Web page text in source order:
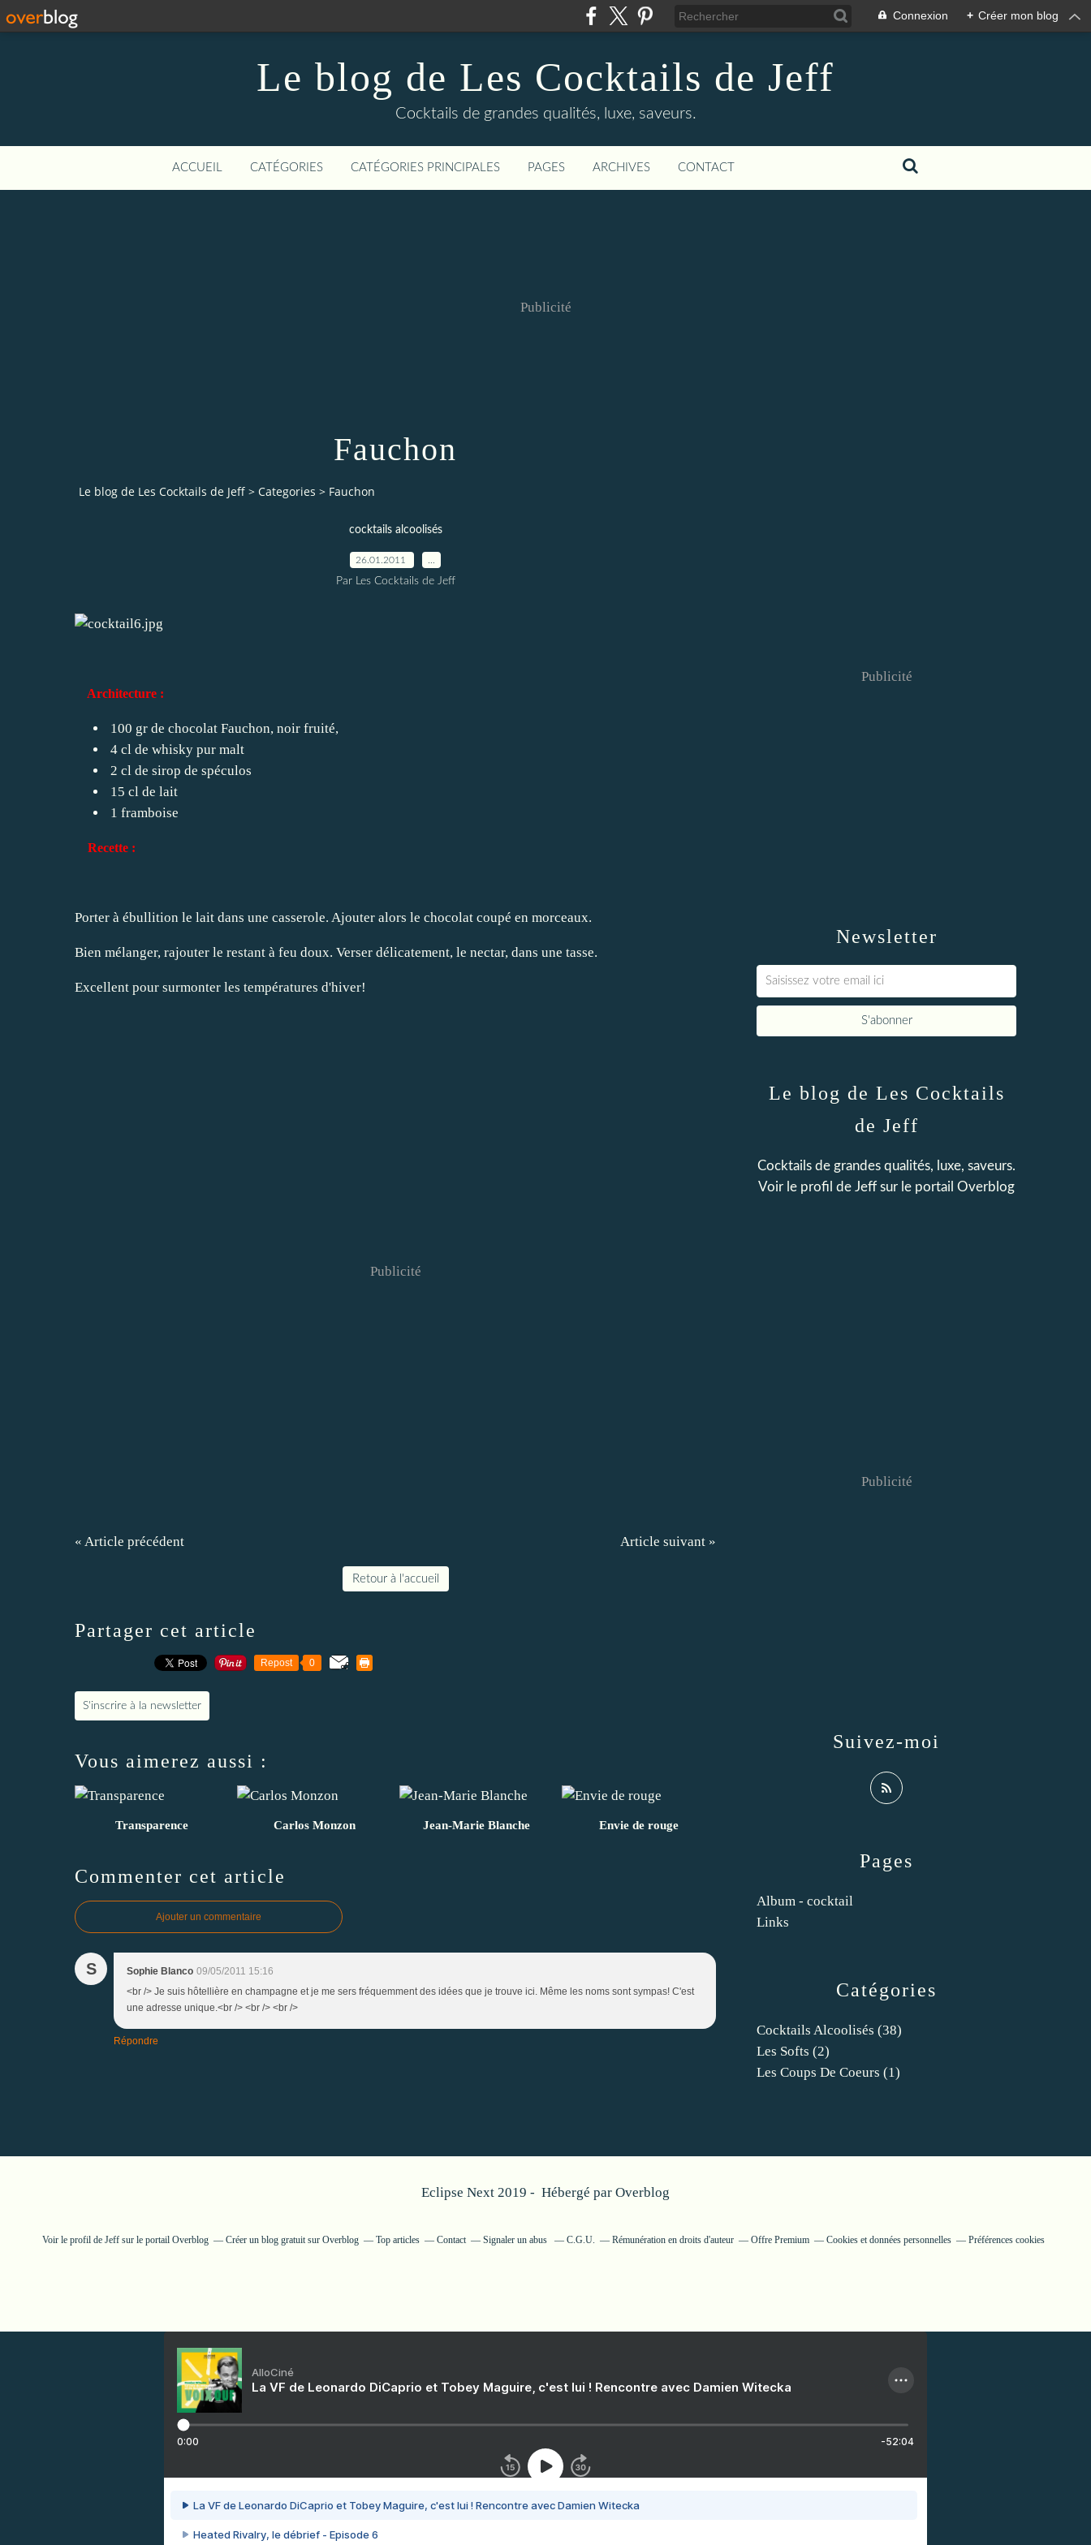
Connexion + Créer mon blog
Le blog de Les Cocktails de Jeff
Cocktails de grandes qualités, luxe, saveurs.
ACCUEIL CATÉGORIES CATÉGORIES PRINCIPALES PAGES ARCHIVES CONTACT
Publicité
Fauchon
Le blog de Les Cocktails de Jeff > Categories > Fauchon
cocktails alcoolisés
26.01.2011
Par Les Cocktails de Jeff
Architecture :
100 gr de chocolat Fauchon, noir fruité,
4 cl de whisky pur malt
2 cl de sirop de spéculos
15 cl de lait
1 framboise
Recette :
Porter à ébullition le lait dans une casserole. Ajouter alors le chocolat coupé en morceaux.
Bien mélanger, rajouter le restant à feu doux. Verser délicatement, le nectar, dans une tasse.
Excellent pour surmonter les températures d'hiver!
Publicité
« Article précédent Article suivant »
Retour à l'accueil
Partager cet article
Repost 0
S'inscrire à la newsletter
Vous aimerez aussi :
Transparence Carlos Monzon Jean-Marie Blanche Envie de rouge
Commenter cet article
Ajouter un commentaire
S Sophie Blanco 09/05/2011 15:16
<br /> Je suis hôtellière en champagne et je me sers fréquemment des idées que je trouve ici. Même les noms sont sympas! C'est
une adresse unique.<br /> <br /> <br />
Répondre
Newsletter
Publicité
Catégories
Cocktails Alcoolisés (38)
Les Softs (2)
Les Coups De Coeurs (1)
Pages
Album - cocktail
Links
Le blog de Les Cocktails
de Jeff
Cocktails de grandes qualités, luxe, saveurs.
Voir le profil de Jeff sur le portail Overblog
Suivez-moi
Publicité
Eclipse Next 2019 - Hébergé par Overblog
Voir le profil de Jeffsur le portail Overblog Créer un blog gratuit sur Overblog Top articles Contact Signaler un abus C.G.U. Rémunération en droits d'auteur Offre Premium Cookies et données personnelles Préférences cookies
AlloCiné
La VF de Leonardo DiCaprio et Tobey Maguire, c'est lui ! Rencontre avec Damien Witecka
0:00 -52:04
La VF de Leonardo DiCaprio et Tobey Maguire, c'est lui ! Rencontre avec Damien Witecka
Heated Rivalry, le débrief - Episode 6